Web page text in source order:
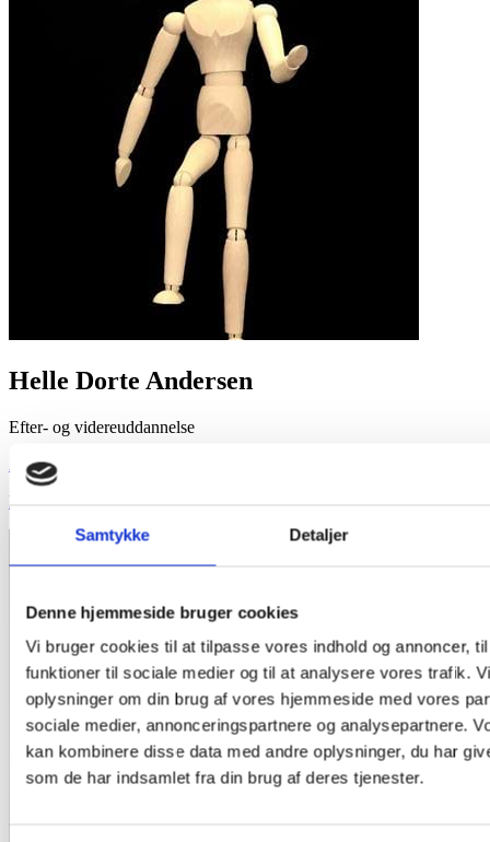
Samtykke Detaljer
Denne hjemmeside bruger cookies
Vi bruger cookies til at tilpasse vores indhold og annoncer,
funktioner til sociale medier og til at analysere vores trafik.
oplysninger om din brug af vores hjemmeside med vores
sociale medier, annonceringspartnere og analysepartnere.
kan kombinere disse data med andre oplysninger, du har
som de har indsamlet fra din brug af deres tjenester.
Helle Dorte Andersen
Efter- og videreuddannelse
21551522
hela@sosunyk.dk